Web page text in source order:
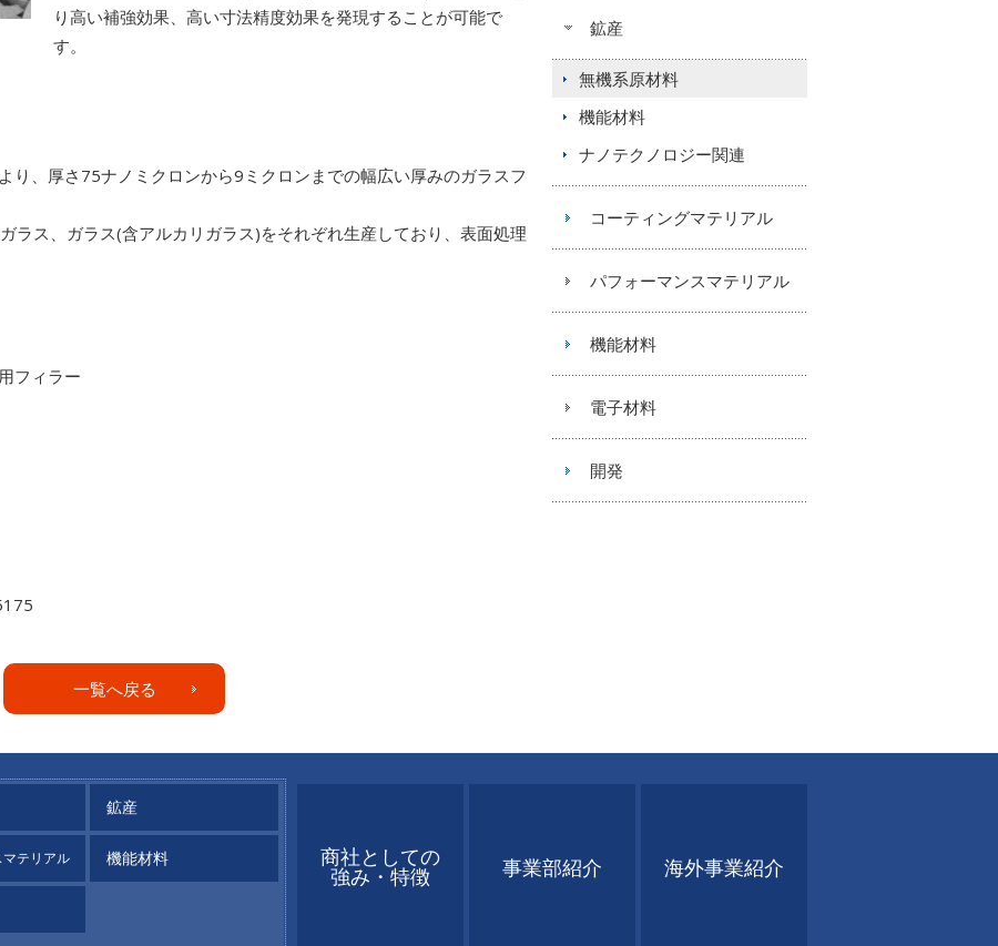
り高い補強効果、高い寸法精度効果を発現することが可能で
す。
り、厚さ75ナノミクロンから9ミクロンまでの幅広い厚みのガラスフ
ラス、ガラス(含アルカリガラス)をそれぞれ生産しており、表面処理
フィラー
一覧へ戻る
鉱産
無機系原材料
機能材料
ナノテクノロジー関連
コーティングマテリアル
パフォーマンスマテリアル
機能材料
電子材料
開発
鉱産
テリアル 機能材料 商社としての
強み・特徴 事業部紹介 海外事業紹介